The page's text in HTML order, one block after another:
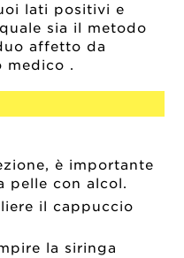
lati positivi e
sia il metodo
affetto da
medico .
è importante
pelle con alcol.
il cappuccio
la siringa